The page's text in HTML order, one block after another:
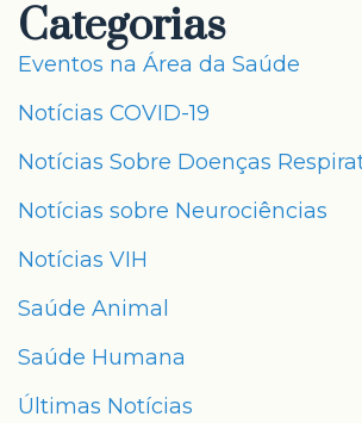
Categorias
Eventos na Área da Saúde
Notícias COVID-19
Notícias Sobre Doenças
Notícias sobre Neurociências
Notícias VIH
Saúde Animal
Saúde Humana
Últimas Notícias